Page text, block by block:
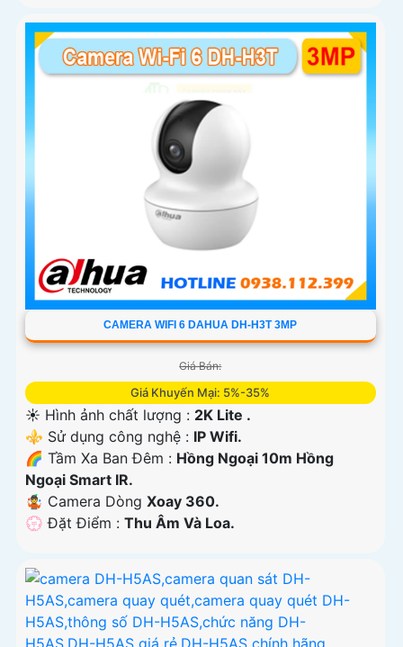
CAMERA WIFI 6 DAHUA DH-H3T 3MP
Giá Bán:
Giá Khuyến Mại: 5%-35%
☀️ Hình ảnh chất lượng : 2K Lite .
⚜️ Sử dụng công nghệ : IP Wifi.
🌈 Tầm Xa Ban Đêm : Hồng Ngoại 10m Hồng
Ngoại Smart IR.
🤹 Camera Dòng Xoay 360.
️💮 Đặt Điểm : Thu Âm Và Loa.